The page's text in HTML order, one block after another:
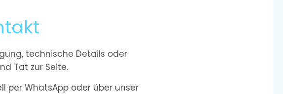
technische Details oder
Tat zur Seite.
per WhatsApp oder über unser